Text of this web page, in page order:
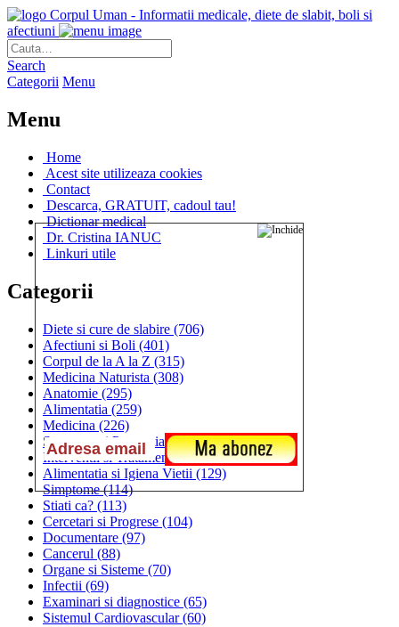
Corpul Uman - Informatii medicale, diete de slabit, boli si
afectiuni
Search
Categorii Menu
Menu
Home
Acest site utilizeaza cookies
Contact
Descarca, GRATUIT, cadoul tau!
Dictionar medical
Dr. Cristina IANUC
Linkuri utile
Categorii
Diete si cure de slabire (706)
Afectiuni si Boli (401)
Corpul de la A la Z (315)
Medicina Naturista (308)
Anatomie (295)
Alimentatia (259)
Medicina (226)
Sanatatea si Preventia(170)
Interventii si Tratamente(167)
Alimentatia si Igiena Vietii (129)
Simptome(114)
Stiati ca? (113)
Cercetari si Progrese (104)
Documentare (97)
Cancerul (88)
Organe si Sisteme (70)
Infectii (69)
Examinari si diagnostice (65)
Sistemul Cardiovascular(60)